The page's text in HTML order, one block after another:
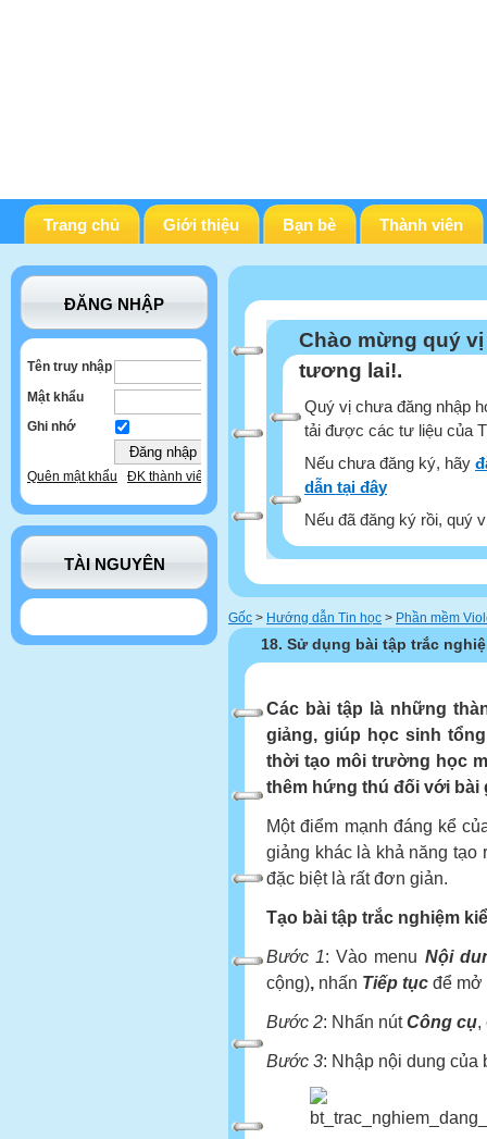
Trang chủ Giới thiệu Bạn bè Thành viên
ĐĂNG NHẬP
Tên truy nhập
Mật khẩu
Ghi nhớ
Quên mật khẩu ĐK thành viên
TÀI NGUYÊN
Chào mừng quý
tương lai!.
Quý vị chưa đăng nhập
tải được các tư liệu của
Nếu chưa đăng ký, hãy
dẫn tại đây
Nếu đã đăng ký rồi, quý
Gốc > Hướng dẫn Tin học > Phần mềm
18. Sử dụng bài tập trắc
Các bài tập là những
giảng, giúp học sinh
thời tạo môi trường học
thêm hứng thú đối với bài
Một điểm mạnh đáng kể
giảng khác là khả năng tạo
đặc biệt là rất đơn giản.
Tạo bài tập trắc nghiệm
Bước 1: Vào menu Nội
cộng), nhấn Tiếp tục để mở
Bước 2: Nhấn nútCông cụ,
Bước 3: Nhập nội dung của